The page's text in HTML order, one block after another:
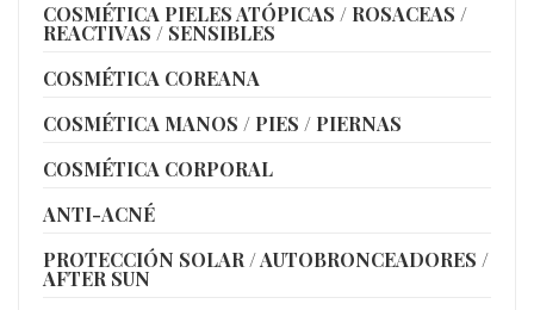
COSMÉTICA PIELES ATÓPICAS / ROSACEAS /
REACTIVAS / SENSIBLES
COSMÉTICA COREANA
COSMÉTICA MANOS / PIES / PIERNAS
COSMÉTICA CORPORAL
ANTI-ACNÉ
PROTECCIÓN SOLAR / AUTOBRONCEADORES /
AFTER SUN